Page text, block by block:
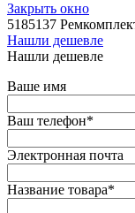
Закрыть окно
5185137
Нашли дешевле
Нашли дешевле
Ваше имя
Ваш телефон*
Электронная почта
Название товара*